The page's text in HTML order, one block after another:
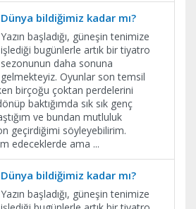
Dünya bildiğimiz kadar mı?
Yazın başladığı, güneşin tenimize
işlediği bugünlerle artık bir tiyatro
sezonunun daha sonuna
gelmekteyiz. Oyunlar son temsil
birçoğu çoktan perdelerini
baktığımda sık sık genç
ve bundan mutluluk
geçirdiğimi söyleyebilirim.
edeceklerde ama ...
Dünya bildiğimiz kadar mı?
Yazın başladığı, güneşin tenimize